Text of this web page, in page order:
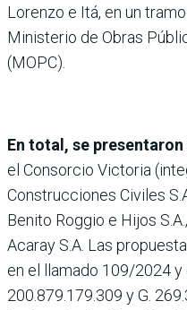
Lorenzo e Itá, en un
Ministerio de Obras
(MOPC).
En total, se
el Consorcio Victoria
Construcciones Civiles
Benito Roggio e Hijos
Acaray S.A. Las
en el llamado 109/2024 y
200.879.179.309 y G.